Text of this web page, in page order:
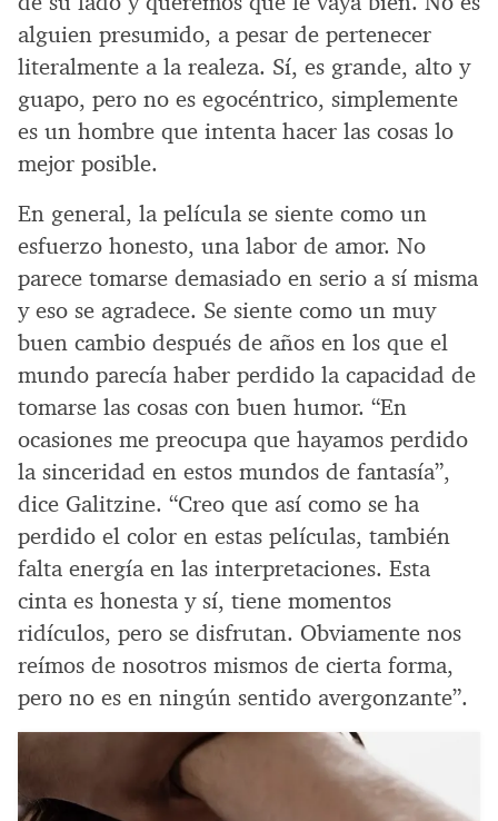
alguien presumido, a pesar de pertenecer
literalmente a la realeza. Sí, es grande, alto y
guapo, pero no es egocéntrico, simplemente
es un hombre que intenta hacer las cosas lo
mejor posible.
En general, la película se siente como un
esfuerzo honesto, una labor de amor. No
parece tomarse demasiado en serio a sí misma
y eso se agradece. Se siente como un muy
buen cambio después de años en los que el
mundo parecía haber perdido la capacidad de
tomarse las cosas con buen humor. “En
ocasiones me preocupa que hayamos perdido
la sinceridad en estos mundos de fantasía”,
dice Galitzine. “Creo que así como se ha
perdido el color en estas películas, también
falta energía en las interpretaciones. Esta
cinta es honesta y sí, tiene momentos
ridículos, pero se disfrutan. Obviamente nos
reímos de nosotros mismos de cierta forma,
pero no es en ningún sentido avergonzante”.